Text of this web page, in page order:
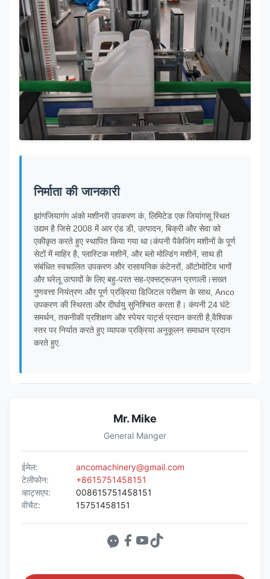
निर्माता की जानकारी
झांगजियागंग अंको मशीनरी उपकरण कं, लिमिटेड एक जियांगसू स्थित
उद्यम है जिसे 2008 में आर एंड डी, उत्पादन, बिक्री और सेवा को
एकीकृत करते हुए स्थापित किया गया था।कंपनी पैकेजिंग मशीनों के पूर्ण
सेटों में माहिर है, प्लास्टिक मशीनें, और ब्लो मोल्डिंग मशीनें, साथ ही
संबंधित स्वचालित उपकरण और रासायनिक कंटेनरों, ऑटोमोटिव भागों
और घरेलू उत्पादों के लिए बहु-परत सह-एक्सट्रूज़न प्रणाली।सख्त
गुणवत्ता नियंत्रण और पूर्ण प्रक्रिया डिजिटल परीक्षण के साथ, Anco
उपकरण की स्थिरता और दीर्घायु सुनिश्चित करता है। कंपनी 24 घंटे
समर्थन, तकनीकी प्रशिक्षण और स्पेयर पार्ट्स प्रदान करती है,वैश्विक
स्तर पर निर्यात करते हुए व्यापक प्रक्रिया अनुकूलन समाधान प्रदान
करते हुए.
Mr. Mike
General Manger
ईमेल:
ancomachinery@gmail.com
टेलीफोन:
+8615751458151
व्हाट्सएप:
008615751458151
वीचैट:
15751458151